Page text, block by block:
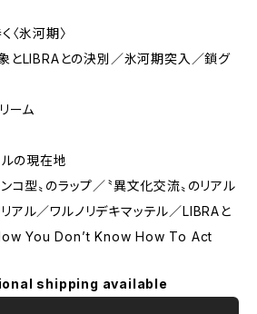
氷河期〉
とLIBRAとの決別／氷河期突入／鎖グ
ーム
の現在地
コ型〟のラップ／〝異文化交流〟のリアル
ル／ワルノリデキマッテル／LIBRAと
You Don’t Know How To Act
shipping available